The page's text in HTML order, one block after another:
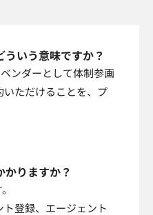
いう意味ですか？
ンダーとして体制参画
いただけることを、プ
りますか？
登録、エージェント